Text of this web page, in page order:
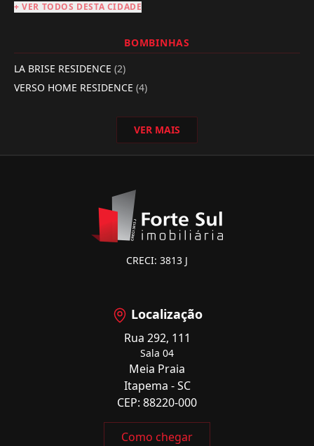
+ VER TODOS DESTA CIDADE
BOMBINHAS
LA BRISE RESIDENCE (2)
VERSO HOME RESIDENCE (4)
VER MAIS
CRECI: 3813 J
Localização
Rua 292, 111
Sala 04
Meia Praia
Itapema - SC
CEP: 88220-000
Como chegar